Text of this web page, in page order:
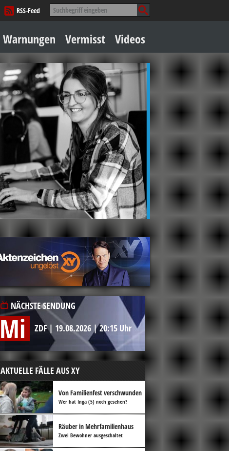
Suche
nach:
RSS-Feed
Inhalt
springen
Warnungen Vermisst Videos
NÄCHSTE SENDUNG
Mi ZDF| 19.08.2026 |20:15 Uhr
AKTUELLE FÄLLE AUS XY
Von Familienfest verschwunden
Wer hat Inga (5) noch gesehen?
Räuber in Mehrfamilienhaus
Zwei Bewohner ausgeschaltet